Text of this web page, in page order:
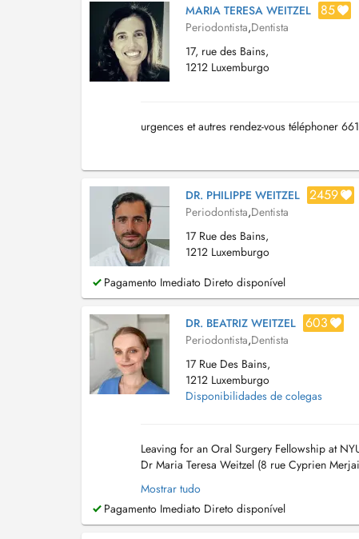
MARIA TERESA WEITZEL 85
Periodontista,Dentista
17, rue des Bains,
1212 Luxemburgo
urgences et autres rendez-vous téléphoner
DR. PHILIPPE WEITZEL 2459
Periodontista,Dentista
17 Rue des Bains,
1212 Luxemburgo
Pagamento Imediato Direto disponível
DR. BEATRIZ WEITZEL 603
Periodontista,Dentista
17 Rue Des Bains,
1212 Luxemburgo
Disponibilidades de colegas
Leaving for an Oral Surgery Fellowship at
Dr Maria Teresa Weitzel (8 rue Cyprien
floor)....
Mostrar tudo
Pagamento Imediato Direto disponível